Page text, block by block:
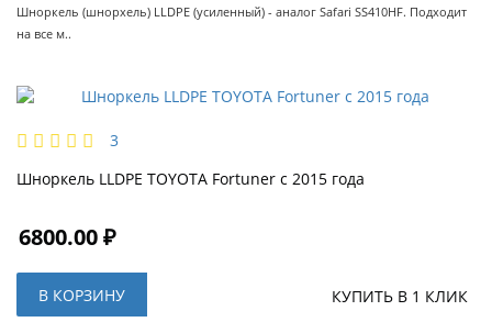
Шноркель (шнорхель) LLDPE (усиленный) - аналог Safari SS410HF. Подходит
на все м..
3
Шноркель LLDPE TOYOTA Fortuner с 2015 года
6800.00 ₽
В КОРЗИНУ КУПИТЬ В 1 КЛИК